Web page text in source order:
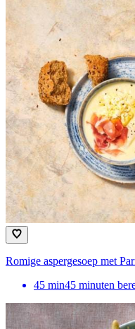
Romige aspergesoep met
45 min45 minuten